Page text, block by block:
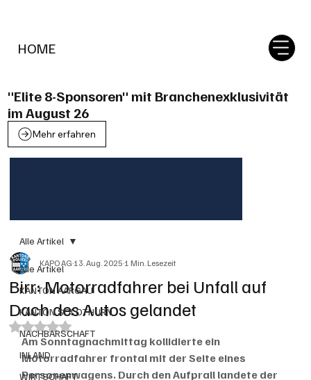
HOME
"Elite 8-Sponsoren" mit Branchenexklusivität
im August 26
Mehr erfahren
Alle Artikel
KANTON AARGAU
KANTON SOLOTHURN
NACHBARSCHAFT
INLAND
WIRTSCHAFT
Alle Artikel
Birr: Motorradfahrer bei Unfall auf
Dach des Autos gelandet
KAPO AG13. Aug. 20251 Min. Lesezeit
Mit NaN von 5 Sternen bewertet.
Am Sonntagnachmittag kollidierte ein
Motorradfahrer frontal mit der Seite eines
Personenwagens. Durch den Aufprall landete der